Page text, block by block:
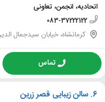
اتحادیه، انجمن، تعاونی
083-37222122
کرمانشاه، خیابان سیدجمال
تماس
6. سالن زیبایی قصر زرین